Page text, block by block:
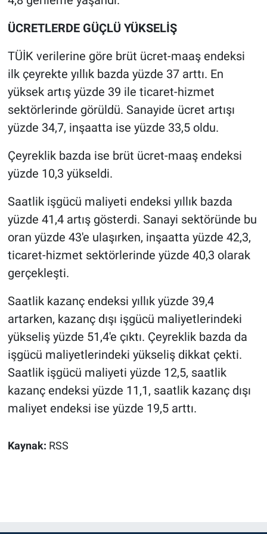
ÜCRETLERDE GÜÇLÜ YÜKSELİŞ
TÜİK verilerine göre brüt ücret-maaş endeksi
ilk çeyrekte yıllık bazda yüzde 37 arttı. En
yüksek artış yüzde 39 ile ticaret-hizmet
sektörlerinde görüldü. Sanayide ücret artışı
yüzde 34,7, inşaatta ise yüzde 33,5 oldu.
Çeyreklik bazda ise brüt ücret-maaş endeksi
yüzde 10,3 yükseldi.
Saatlik işgücü maliyeti endeksi yıllık bazda
yüzde 41,4 artış gösterdi. Sanayi sektöründe bu
oran yüzde 43'e ulaşırken, inşaatta yüzde 42,3,
ticaret-hizmet sektörlerinde yüzde 40,3 olarak
gerçekleşti.
Saatlik kazanç endeksi yıllık yüzde 39,4
artarken, kazanç dışı işgücü maliyetlerindeki
yükseliş yüzde 51,4'e çıktı. Çeyreklik bazda da
işgücü maliyetlerindeki yükseliş dikkat çekti.
Saatlik işgücü maliyeti yüzde 12,5, saatlik
kazanç endeksi yüzde 11,1, saatlik kazanç dışı
maliyet endeksi ise yüzde 19,5 arttı.
Kaynak: RSS